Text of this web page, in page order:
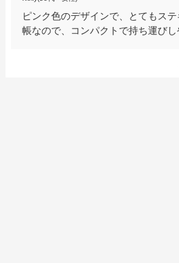
ピンク色のデザインで、とてもス
帳なので、コンパクトで持ち運びし